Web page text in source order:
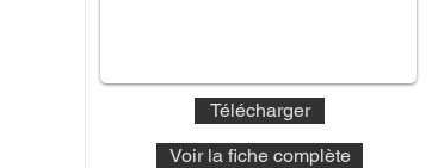
Télécharger
Voir la fiche complète